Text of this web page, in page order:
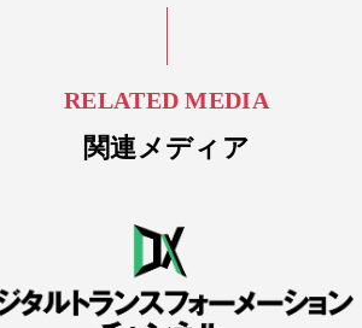
RELATED MEDIA
関連メディア